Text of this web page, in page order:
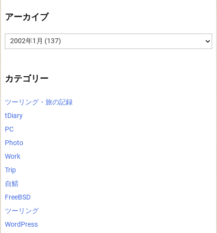
アーカイブ
ア
ー
カテゴリー
ツーリング・旅の記録
tDiary
PC
Photo
Work
Trip
自鯖
FreeBSD
ツーリング
WordPress